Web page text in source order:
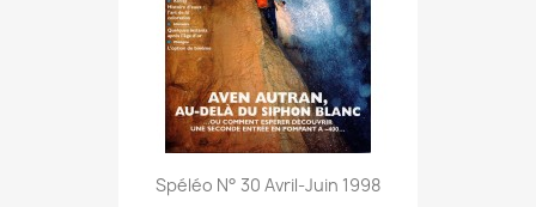
Spéléo N° 30 Avril-Juin 1998